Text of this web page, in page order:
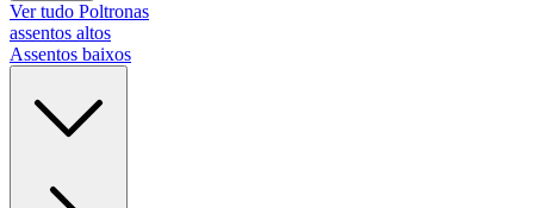
Ver tudo Poltronas
assentos altos
Assentos baixos